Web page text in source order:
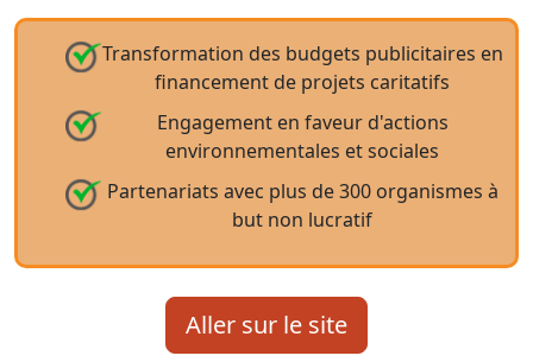
Transformation des budgets publicitaires en
financement de projets caritatifs
Engagement en faveur d'actions
environnementales et sociales
Partenariats avec plus de 300 organismes à
but non lucratif
Aller sur le site